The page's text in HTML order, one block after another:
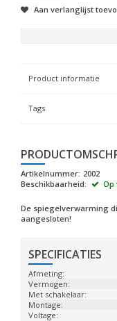
Aan verlanglijst
Product informatie
Tags
Artikelnummer: 2002
Beschikbaarheid:
Op
De spiegelverwarming
aangesloten!
SPECIFICATIES
Afmeting:
Vermogen:
Met schakelaar:
Montage:
Voltage: